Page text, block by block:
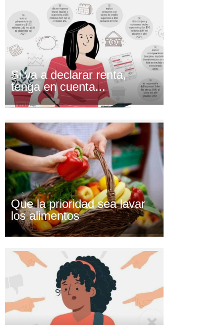
Si va a declarar renta,
tenga en cuenta...
Que la prioridad sea lavar
los alimentos